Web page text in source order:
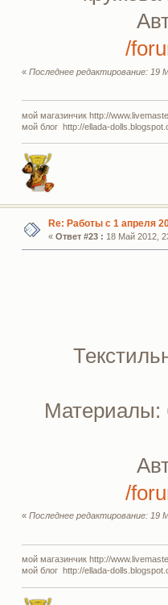
/
«Последнее редактирование: 19
мой магазинчик http://
мой блог http://ellada-
Re: Работы с 1 апреля
« Ответ #23 : 18 Май 2012,
Материалы:
/
«Последнее редактирование: 19
мой магазинчик http://
мой блог http://ellada-